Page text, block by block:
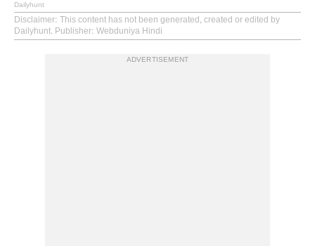
Dailyhunt
Disclaimer: This content has not been generated, created or edited by
Dailyhunt. Publisher: Webduniya Hindi
ADVERTISEMENT